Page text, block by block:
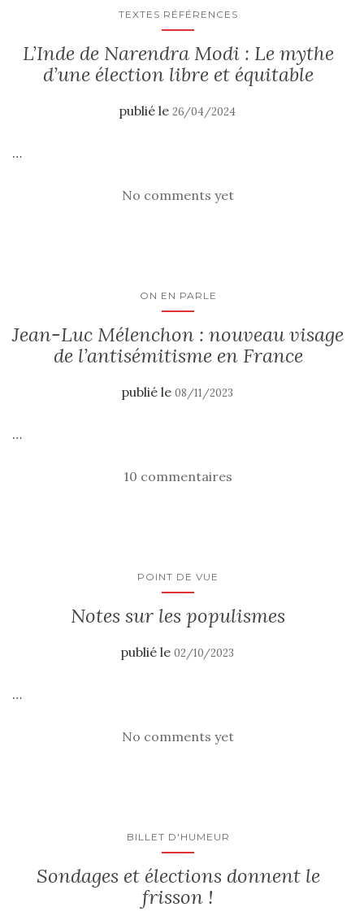
TEXTES RÉFÉRENCES
L’Inde de Narendra Modi : Le mythe
d’une élection libre et équitable
publié le 26/04/2024
…
No comments yet
ON EN PARLE
Jean-Luc Mélenchon : nouveau visage
de l’antisémitisme en France
publié le 08/11/2023
…
10 commentaires
POINT DE VUE
Notes sur les populismes
publié le 02/10/2023
…
No comments yet
BILLET D'HUMEUR
Sondages et élections donnent le
frisson !